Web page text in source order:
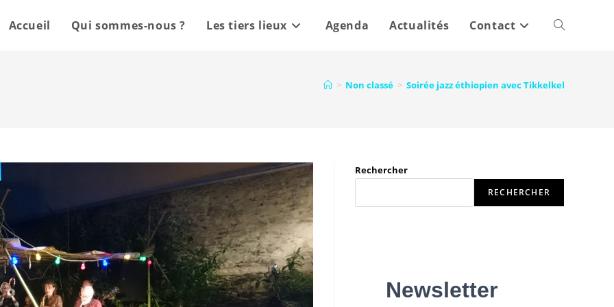
Accueil Qui sommes-nous ? Les tiers lieux Agenda Actualités Contact
> Non classé > Soirée jazz éthiopien avec Tikkelkel
Rechercher
RECHERCHER
Newsletter